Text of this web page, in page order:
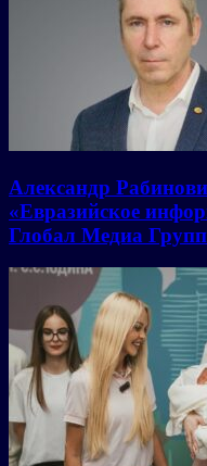
Александр
«Евразийское
Глобал Медиа